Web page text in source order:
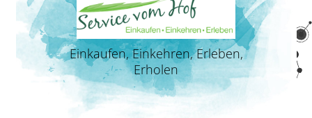
Einkaufen, Einkehren, Erleben,
Erholen